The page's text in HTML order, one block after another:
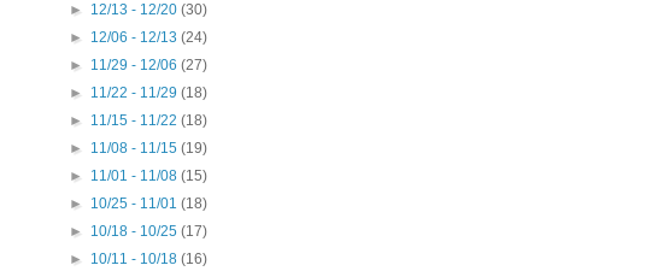
► 12/13 - 12/20(30)
► 12/06 - 12/13(24)
► 11/29 - 12/06(27)
► 11/22 - 11/29(18)
► 11/15 - 11/22(18)
► 11/08 - 11/15(19)
► 11/01 - 11/08(15)
► 10/25 - 11/01(18)
► 10/18 - 10/25(17)
► 10/11 - 10/18(16)